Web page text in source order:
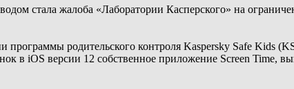
стала жалоба «Лаборатории Касперского» на
родительского контроля Kaspersky Safe Kids
в iOS версии 12 собственное приложение Screen Time,